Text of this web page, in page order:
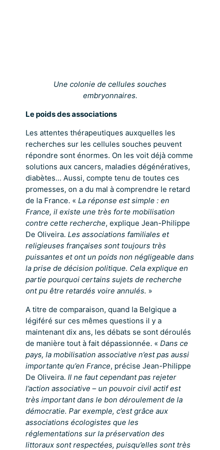
Une colonie de cellules souches
embryonnaires.
Le poids des associations
Les attentes thérapeutiques auxquelles les
recherches sur les cellules souches peuvent
répondre sont énormes. On les voit déjà comme
solutions aux cancers, maladies dégénératives,
diabètes… Aussi, compte tenu de toutes ces
promesses, on a du mal à comprendre le retard
de la France. « La réponse est simple : en
France, il existe une très forte mobilisation
contre cette recherche, explique Jean-Philippe
De Oliveira. Les associations familiales et
religieuses françaises sont toujours très
puissantes et ont un poids non négligeable dans
la prise de décision politique. Cela explique en
partie pourquoi certains sujets de recherche
ont pu être retardés voire annulés. »
A titre de comparaison, quand la Belgique a
légiféré sur ces mêmes questions il y a
maintenant dix ans, les débats se sont déroulés
de manière tout à fait dépassionnée. « Dans ce
pays, la mobilisation associative n’est pas aussi
importante qu’en France, précise Jean-Philippe
De Oliveira. Il ne faut cependant pas rejeter
l’action associative – un pouvoir civil actif est
très important dans le bon déroulement de la
démocratie. Par exemple, c’est grâce aux
associations écologistes que les
réglementations sur la préservation des
littoraux sont respectées, puisqu’elles sont très